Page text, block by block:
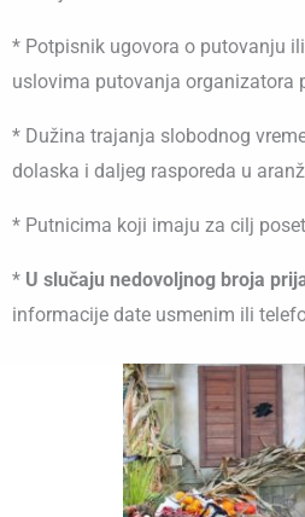
* Potpisnik ugovora o putovanju
uslovima putovanja organizatora
* Dužina trajanja slobodnog
dolaska i daljeg rasporeda u
* Putnicima koji imaju za cilj
* U slučaju nedovoljnog broja
informacije date usmenim ili